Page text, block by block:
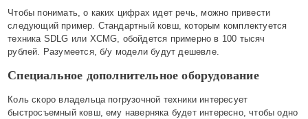
Чтобы понимать, о каких цифрах идет речь, можно привести
следующий пример. Стандартный ковш, которым комплектуется
техника SDLG или XCMG, обойдется примерно в 100 тысяч
рублей. Разумеется, б/у модели будут дешевле.
Специальное дополнительное оборудование
Коль скоро владельца погрузочной техники интересует
быстросъемный ковш, ему наверняка будет интересно, чтобы одно